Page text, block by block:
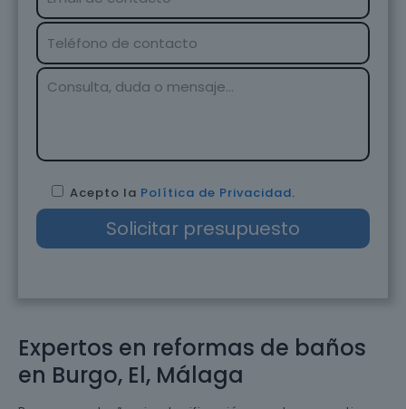
Expertos en reformas de baños
en Burgo, El, Málaga
Acepto la Política de Privacidad.